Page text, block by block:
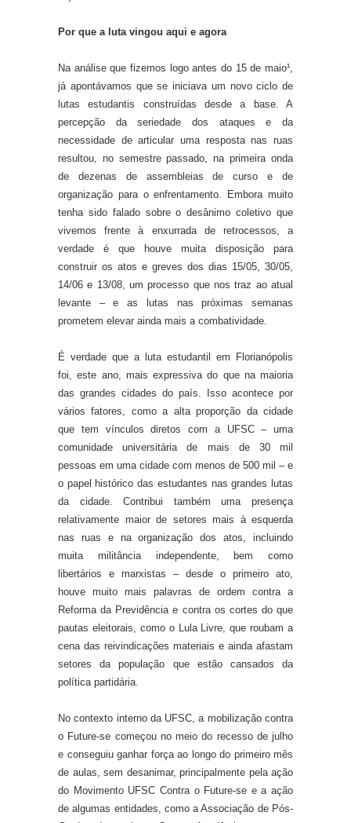
Por que a luta vingou aqui e agora
Na análise que fizemos logo antes do 15 de maio¹,
já apontávamos que se iniciava um novo ciclo de
lutas estudantis construídas desde a base. A
percepção da seriedade dos ataques e da
necessidade de articular uma resposta nas ruas
resultou, no semestre passado, na primeira onda
de dezenas de assembleias de curso e de
organização para o enfrentamento. Embora muito
tenha sido falado sobre o desânimo coletivo que
vivemos frente à enxurrada de retrocessos, a
verdade é que houve muita disposição para
construir os atos e greves dos dias 15/05, 30/05,
14/06 e 13/08, um processo que nos traz ao atual
levante – e as lutas nas próximas semanas
prometem elevar ainda mais a combatividade.
É verdade que a luta estudantil em Florianópolis
foi, este ano, mais expressiva do que na maioria
das grandes cidades do país. Isso acontece por
vários fatores, como a alta proporção da cidade
que tem vínculos diretos com a UFSC – uma
comunidade universitária de mais de 30 mil
pessoas em uma cidade com menos de 500 mil – e
o papel histórico das estudantes nas grandes lutas
da cidade. Contribui também uma presença
relativamente maior de setores mais à esquerda
nas ruas e na organização dos atos, incluindo
muita militância independente, bem como
libertários e marxistas – desde o primeiro ato,
houve muito mais palavras de ordem contra a
Reforma da Previdência e contra os cortes do que
pautas eleitorais, como o Lula Livre, que roubam a
cena das reivindicações materiais e ainda afastam
setores da população que estão cansados da
política partidária.
No contexto interno da UFSC, a mobilização contra
o Future-se começou no meio do recesso de julho
e conseguiu ganhar força ao longo do primeiro mês
de aulas, sem desanimar, principalmente pela ação
do Movimento UFSC Contra o Future-se e a ação
de algumas entidades, como a Associação de Pós-